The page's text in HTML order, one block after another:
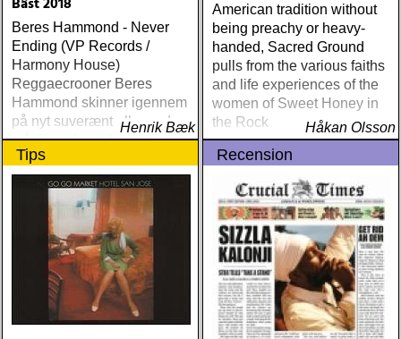
moonalice : moonalice (a
minor label) ÅRETS
STÖRSTA, VÄRSTA,
TYNGSTA & DYRASTE:
neil young : archives
(reprise) ÅRETS GRAM &
EMMYLOU: sugarcane
jane : sugarcane jane
(admiral bean) ÅRETS FAB
FOUR: the beatles : mono
& stereo box (apple)
ÅRETS LIVE-DOKUMENT:
tom petty & the
heartbreakers : the live
anthology (reprise) ÅRETS
STUDIOÄSS: works
Beres Hammond - Never
Ending (VP Records /
Harmony House)
Reggaecrooner Beres
Hammond skinner igennem
på nyt suverænt album, der
måske er hans bedste
gennem tiderne
Henrik Bæk
American tradition without
being preachy or heavy-
handed, Sacred Ground
pulls from the various faiths
and life experiences of the
women of Sweet Honey in
the Rock
Håkan Olsson
Tips Recension